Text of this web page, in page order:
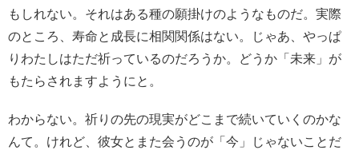
もしれない。それはある種の願掛けのようなものだ。実際
のところ、寿命と成長に相関関係はない。じゃあ、やっぱ
りわたしはただ祈っているのだろうか。どうか「未来」が
もたらされますようにと。
わからない。祈りの先の現実がどこまで続いていくのかな
んて。けれど、彼女とまた会うのが「今」じゃないことだ